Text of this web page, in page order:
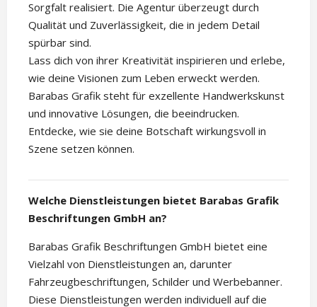
Sorgfalt realisiert. Die Agentur überzeugt durch
Qualität und Zuverlässigkeit, die in jedem Detail
spürbar sind.
Lass dich von ihrer Kreativität inspirieren und erlebe,
wie deine Visionen zum Leben erweckt werden.
Barabas Grafik steht für exzellente Handwerkskunst
und innovative Lösungen, die beeindrucken.
Entdecke, wie sie deine Botschaft wirkungsvoll in
Szene setzen können.
Welche Dienstleistungen bietet Barabas Grafik
Beschriftungen GmbH an?
Barabas Grafik Beschriftungen GmbH bietet eine
Vielzahl von Dienstleistungen an, darunter
Fahrzeugbeschriftungen, Schilder und Werbebanner.
Diese Dienstleistungen werden individuell auf die